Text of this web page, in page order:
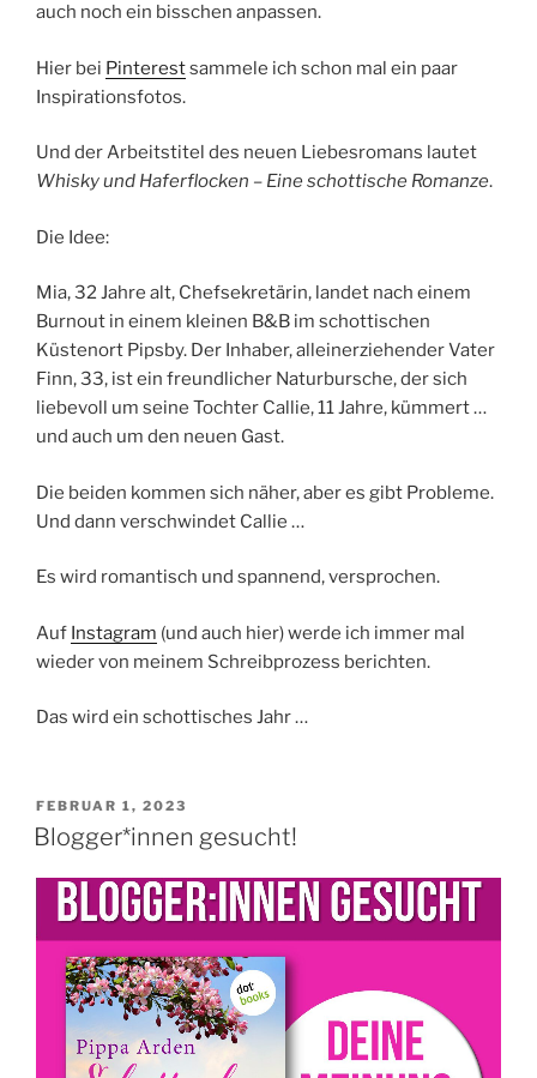
auch noch ein bisschen anpassen.
Hier bei Pinterestsammele ich schon mal ein paar
Inspirationsfotos.
Und der Arbeitstitel des neuen Liebesromans lautet
Whisky und Haferflocken – Eine schottische Romanze.
Die Idee:
Mia, 32 Jahre alt, Chefsekretärin, landet nach einem
Burnout in einem kleinen B&B im schottischen
Küstenort Pipsby. Der Inhaber, alleinerziehender Vater
Finn, 33, ist ein freundlicher Naturbursche, der sich
liebevoll um seine Tochter Callie, 11 Jahre, kümmert …
und auch um den neuen Gast.
Die beiden kommen sich näher, aber es gibt Probleme.
Und dann verschwindet Callie …
Es wird romantisch und spannend, versprochen.
Auf Instagram (und auch hier) werde ich immer mal
wieder von meinem Schreibprozess berichten.
Das wird ein schottisches Jahr …
VERÖFFENTLICHT
AM
FEBRUAR 1, 2023
Blogger*innen gesucht!